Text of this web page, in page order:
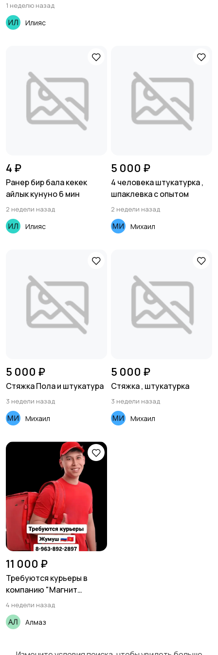
Продажи
Рестораны и
общепит
Сельское хозяйство
Строительство и
ремонт
Туризм и гостиницы
Финансы Юриспруденция
1 неделю назад
Илияс
4 ₽
Ранер бир бала кекек
айлык кунуно 6 мин
2 недели назад
Илияс
5 000 ₽
4 человека штукатурка ,
шпаклевка с опытом
2 недели назад
Михаил
5 000 ₽
Стяжка Пола и штукатура
3 недели назад
Михаил
5 000 ₽
Стяжка , штукатурка
3 недели назад
Михаил
11 000 ₽
Требуются курьеры в
компанию "Магнит
доставка"
4 недели назад
Алмаз